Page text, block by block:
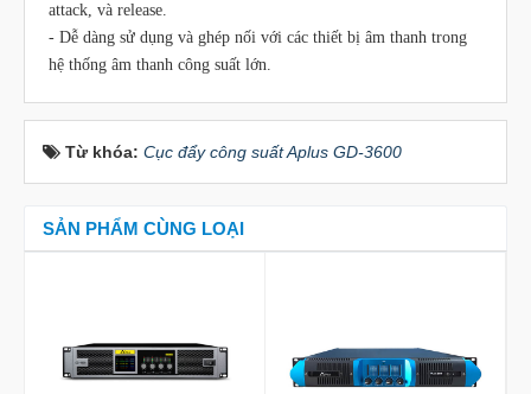
attack, và release.
- Dễ dàng sử dụng và ghép nối với các thiết bị âm thanh trong
hệ thống âm thanh công suất lớn.
Từ khóa: Cục đẩy công suất Aplus GD-3600
SẢN PHẨM CÙNG LOẠI